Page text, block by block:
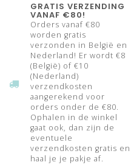
GRATIS VERZENDING
VANAF €80!
Orders vanaf €80
worden gratis
verzonden in België en
Nederland! Er wordt €8
(België) of €10
(Nederland)
verzendkosten
aangerekend voor
orders onder de €80.
Ophalen in de winkel
gaat ook, dan zijn de
eventuele
verzendkosten gratis en
haal je je pakje af.